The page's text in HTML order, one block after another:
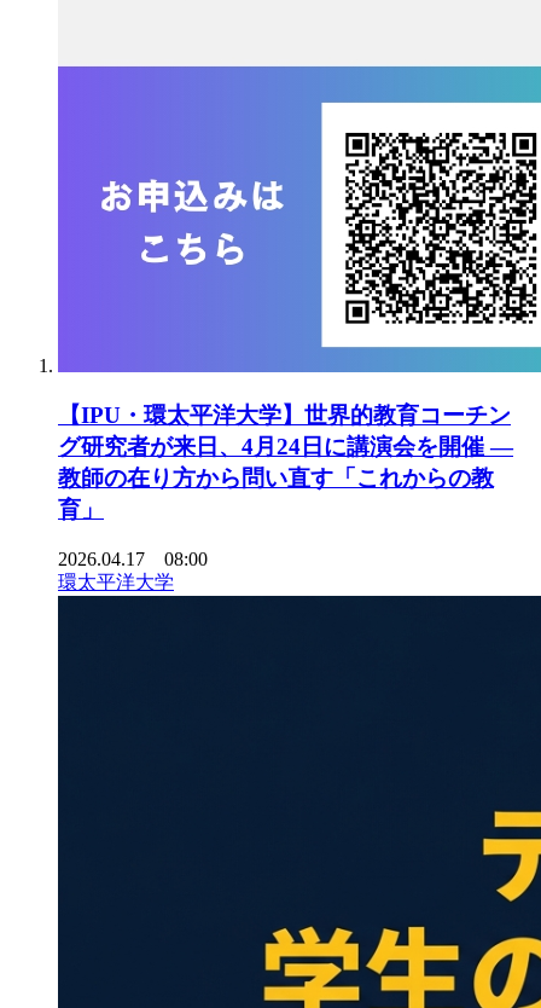
【IPU・環太平洋大学】世界的教育コーチン
グ研究者が来日、4月24日に講演会を開催 ―
教師の在り方から問い直す「これからの教
育」
2026.04.17 08:00
環太平洋大学